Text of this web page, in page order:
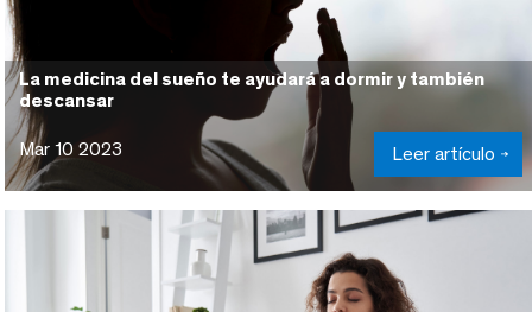
La medicina del sueño te ayudará a dormir y también
descansar
Mar 10 2023 Leer artículo